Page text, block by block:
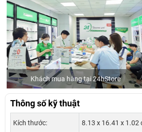
Khách mua hàng tại 24hStore
Thông số kỹ thuật
Kích thước: 8.13 x 16.41 x 1.02